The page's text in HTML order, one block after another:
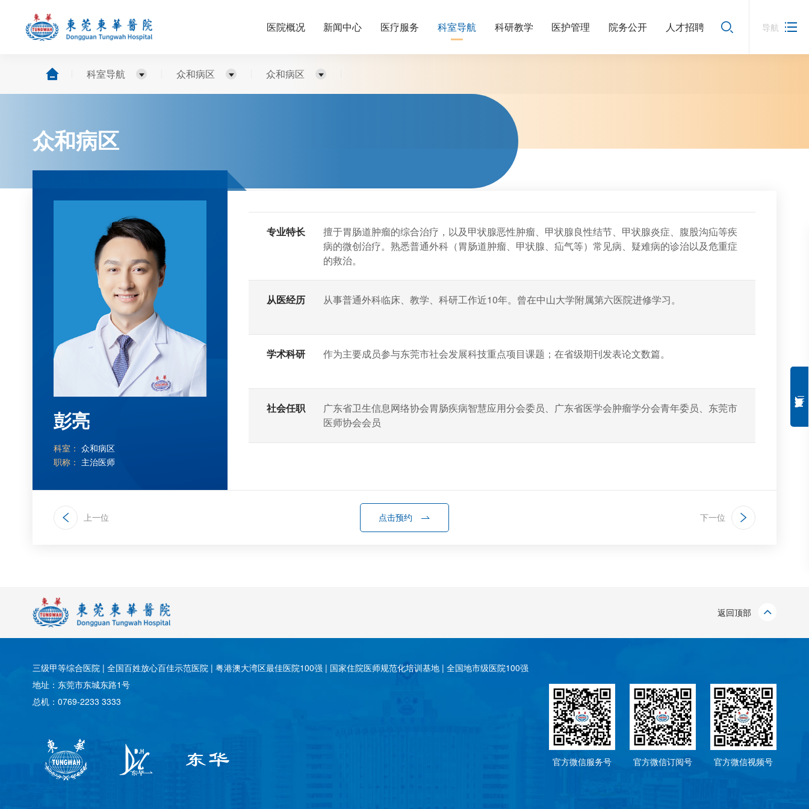
医院概况 新闻中心 医疗服务 科室导航 科研教学 医护管理 院务公开 人才招聘 导航
科室导航 众和病区 众和病区
众和病区
彭亮
科室： 众和病区
职称： 主治医师
专业特长
擅于胃肠道肿瘤的综合治疗，以及甲状腺恶性肿瘤、甲状腺良性结节、甲状腺炎症、腹股沟疝等疾
病的微创治疗。熟悉普通外科（胃肠道肿瘤、甲状腺、疝气等）常见病、疑难病的诊治以及危重症
的救治。
从医经历 从事普通外科临床、教学、科研工作近10年。曾在中山大学附属第六医院进修学习。
学术科研 作为主要成员参与东莞市社会发展科技重点项目课题；在省级期刊发表论文数篇。
社会任职
广东省卫生信息网络协会胃肠疾病智慧应用分会委员、广东省医学会肿瘤学分会青年委员、东莞市
医师协会会员
上一位 点击预约 下一位
返回顶部
三级甲等综合医院 | 全国百姓放心百佳示范医院 | 粤港澳大湾区最佳医院100强 | 国家住院医师规范化培训基地 | 全国地市级医院100强
地址：东莞市东城东路1号
总机：0769-2233 3333
官方微信服务号 官方微信订阅号 官方微信视频号